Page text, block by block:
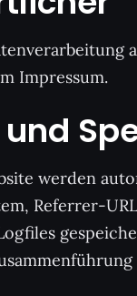
Impressum.
und
werden
Referrer-